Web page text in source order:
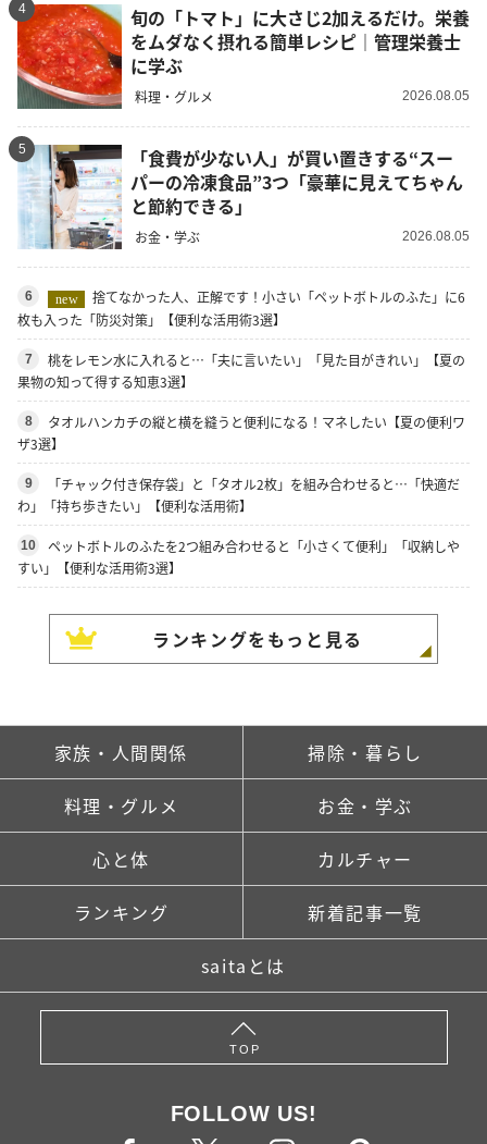
4
旬の「トマト」に大さじ2加えるだけ。栄養
をムダなく摂れる簡単レシピ｜管理栄養士
に学ぶ
料理・グルメ 2026.08.05
5
「食費が少ない人」が買い置きする“スー
パーの冷凍食品”3つ「豪華に見えてちゃん
と節約できる」
お金・学ぶ 2026.08.05
6 new
捨てなかった人、正解です！小さい「ペットボトルのふた」に6
枚も入った「防災対策」【便利な活用術3選】
7
桃をレモン水に入れると…「夫に言いたい」「見た目がきれい」【夏の
果物の知って得する知恵3選】
8
タオルハンカチの縦と横を縫うと便利になる！マネしたい【夏の便利ワ
ザ3選】
9
「チャック付き保存袋」と「タオル2枚」を組み合わせると…「快適だ
わ」「持ち歩きたい」【便利な活用術】
10
ペットボトルのふたを2つ組み合わせると「小さくて便利」「収納しや
すい」【便利な活用術3選】
ランキングをもっと見る
家族・人間関係 掃除・暮らし
料理・グルメ お金・学ぶ
心と体 カルチャー
ランキング 新着記事一覧
saitaとは
TOP
FOLLOW US!